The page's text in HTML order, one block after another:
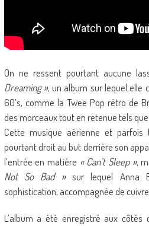
On ne ressent pourtant aucune
Dreaming », un album sur lequel elle
60’s, comme la Twee Pop rétro de
des morceaux tout en retenue tels que
Cette musique aérienne et parfois
pourtant droit au but derrière son
l’entrée en matière « Can’t Sleep »,
Not So Bad »sur lequel Anna
sophistication, accompagnée de
L’album a été enregistré aux côtés